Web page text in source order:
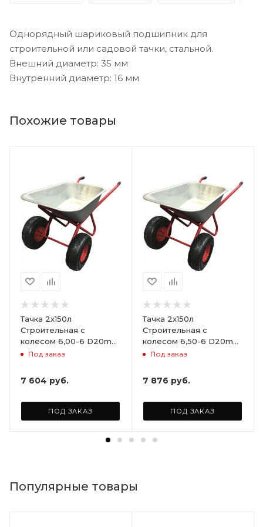
Однорядный шариковый подшипник для
строительной или садовой тачки, стальной.
Внешний диаметр: 35 мм
Внутренний диаметр: 16 мм
Похожие товары
Тачка 2х150л
Строительная с
колесом 6,00-6 D20mm
не сим.ступица (Red
Под заказ
7 604 руб.
ПОД ЗАКАЗ
Тачка 2х150л
Строительная с
колесом 6,50-6 D20mm
не сим.ступица (Red
Под заказ
7 876 руб.
ПОД ЗАКАЗ
Популярные товары